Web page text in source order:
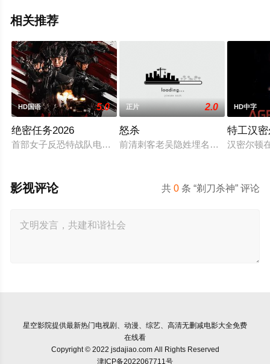
相关推荐
HD国语 5.0
绝密任务2026
首部女子反恐特战队电影，面对恐怖主义恶势力，“最飒女子反
正片 2.0
怒杀
前清刺客老吴隐姓埋名于药铺，却为
HD中字
特工汉
汉密尔顿
共0 条 “剃刀杀神” 评论
影视评论
星空影院提供最新热门电视剧、动漫、综艺、高清无删减电影大全免费
在线看
Copyright © 2022 jsdajiao.com All Rights Reserved
津ICP备2022067711号